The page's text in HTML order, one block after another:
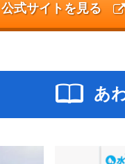
公式サイトを見る
あ